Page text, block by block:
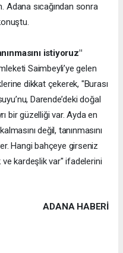
Adana sıcağından sonra
istiyoruz"
Saimbeyli’ye gelen
dikkat çekerek, "Burası
Darende’deki doğal
bir güzelliği var. Ayda en
değil, tanınmasını
Hangi bahçeye girseniz
kardeşlik var" ifadelerini
ADANA HABERİ